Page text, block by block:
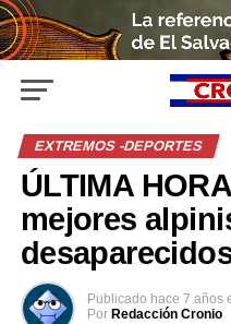
EXTREMOS -DEPORTES
ÚLTIMA
mejores
Publicado hace 7 años
Por Redacción Cronio